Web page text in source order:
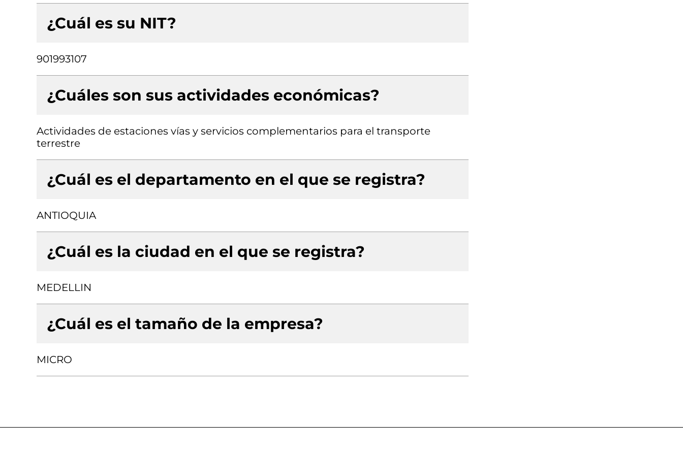
¿Cuál es su NIT?
901993107
¿Cuáles son sus actividades económicas?
Actividades de estaciones vías y servicios complementarios para el transporte
terrestre
¿Cuál es el departamento en el que se registra?
ANTIOQUIA
¿Cuál es la ciudad en el que se registra?
MEDELLIN
¿Cuál es el tamaño de la empresa?
MICRO